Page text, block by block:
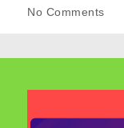
No Comments